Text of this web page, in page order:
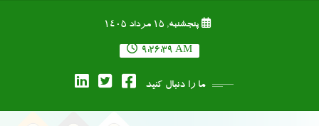
پنجشنبه, ۱۵ مرداد ۱۴۰۵
9:26:40 AM
ما را دنبال کنید